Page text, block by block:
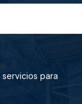
para